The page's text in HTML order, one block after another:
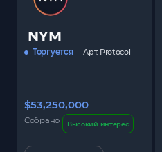
NYM
Торгуется Арт. Protocol
$53,250,000
Собрано Высокий интерес